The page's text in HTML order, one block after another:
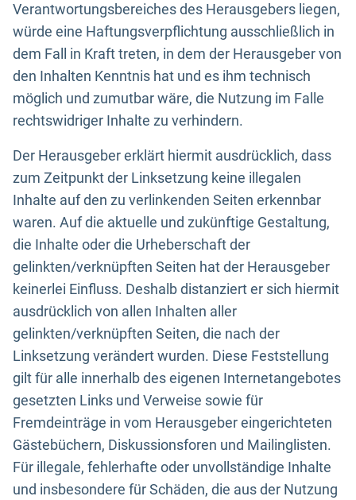
Verantwortungsbereiches des Herausgebers liegen,
würde eine Haftungsverpflichtung ausschließlich in
dem Fall in Kraft treten, in dem der Herausgeber von
den Inhalten Kenntnis hat und es ihm technisch
möglich und zumutbar wäre, die Nutzung im Falle
rechtswidriger Inhalte zu verhindern.
Der Herausgeber erklärt hiermit ausdrücklich, dass
zum Zeitpunkt der Linksetzung keine illegalen
Inhalte auf den zu verlinkenden Seiten erkennbar
waren. Auf die aktuelle und zukünftige Gestaltung,
die Inhalte oder die Urheberschaft der
gelinkten/verknüpften Seiten hat der Herausgeber
keinerlei Einfluss. Deshalb distanziert er sich hiermit
ausdrücklich von allen Inhalten aller
gelinkten/verknüpften Seiten, die nach der
Linksetzung verändert wurden. Diese Feststellung
gilt für alle innerhalb des eigenen Internetangebotes
gesetzten Links und Verweise sowie für
Fremdeinträge in vom Herausgeber eingerichteten
Gästebüchern, Diskussionsforen und Mailinglisten.
Für illegale, fehlerhafte oder unvollständige Inhalte
und insbesondere für Schäden, die aus der Nutzung